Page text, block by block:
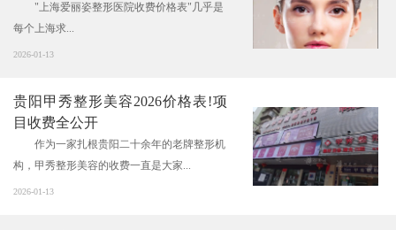
"上海爱丽姿整形医院收费价格表"几乎是
每个上海求...
2026-01-13
贵阳甲秀整形美容2026价格表!项
目收费全公开
作为一家扎根贵阳二十余年的老牌整形机
构，甲秀整形美容的收费一直是大家...
2026-01-13